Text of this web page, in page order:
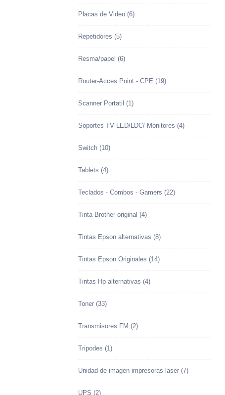
Placas de Video (6)
Repetidores (5)
Resma/papel (6)
Router-Acces Point - CPE (19)
Scanner Portatil (1)
Soportes TV LED/LDC/ Monitores (4)
Switch (10)
Tablets (4)
Teclados - Combos - Gamers (22)
Tinta Brother original (4)
Tintas Epson alternativas (8)
Tintas Epson Originales (14)
Tintas Hp alternativas (4)
Toner (33)
Transmisores FM (2)
Tripodes (1)
Unidad de imagen impresoras laser (7)
UPS (2)